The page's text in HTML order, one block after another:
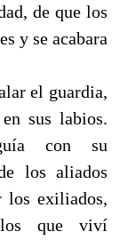
de que los
y se acabara
el guardia,
sus labios.
con su
los aliados
los exiliados,
los que viví